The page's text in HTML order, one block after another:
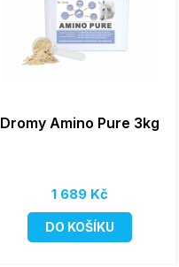
Dromy Amino Pure 3kg
1 689 Kč
DO KOŠÍKU